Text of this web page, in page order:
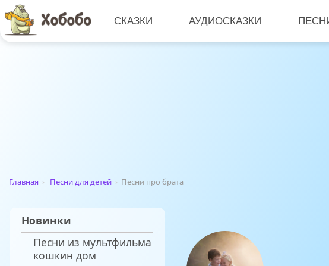
СКАЗКИ АУДИОСКАЗКИ
Главная › Песни для детей › Песни про брата
Новинки
Песни из мультфильма
кошкин дом